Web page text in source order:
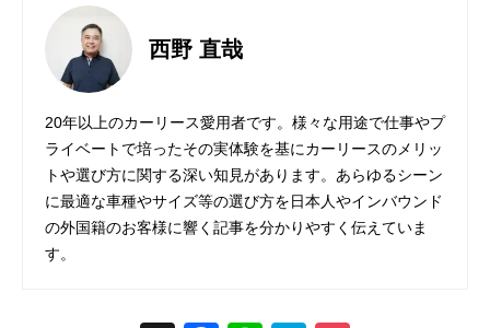
西野 直哉
20年以上のカーリース愛用者です。様々な用途で仕事やプ
ライベートで培ったその実体験を基にカーリースのメリッ
トや選び方に関する深い知見があります。あらゆるシーン
に最適な車種やサイズ等の選び方を日本人やインバウンド
の外国籍のお客様に響く記事を分かりやすく伝えていま
す。